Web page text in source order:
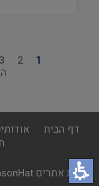
דף
1
Page
2
3
footer
menu
דף הבית
בניית אתרים ReasonHat